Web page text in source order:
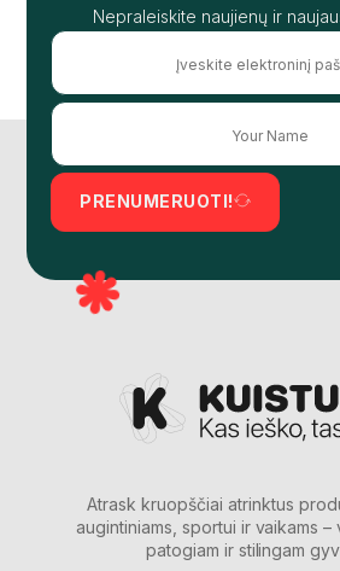
Nepraleiskite naujienų ir
PRENUMERUOTI!
Atrask kruopščiai atrinktus
augintiniams, sportui ir vaikams
patogiam ir stilingam